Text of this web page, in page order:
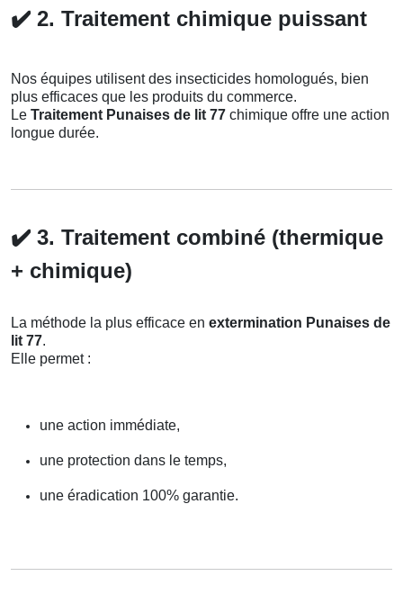
✔️ 2. Traitement chimique puissant
Nos équipes utilisent des insecticides homologués, bien
plus efficaces que les produits du commerce.
Le Traitement Punaises de lit 77 chimique offre une action
longue durée.
✔️ 3. Traitement combiné (thermique
+ chimique)
La méthode la plus efficace en extermination Punaises de
lit 77.
Elle permet :
une action immédiate,
une protection dans le temps,
une éradication 100% garantie.